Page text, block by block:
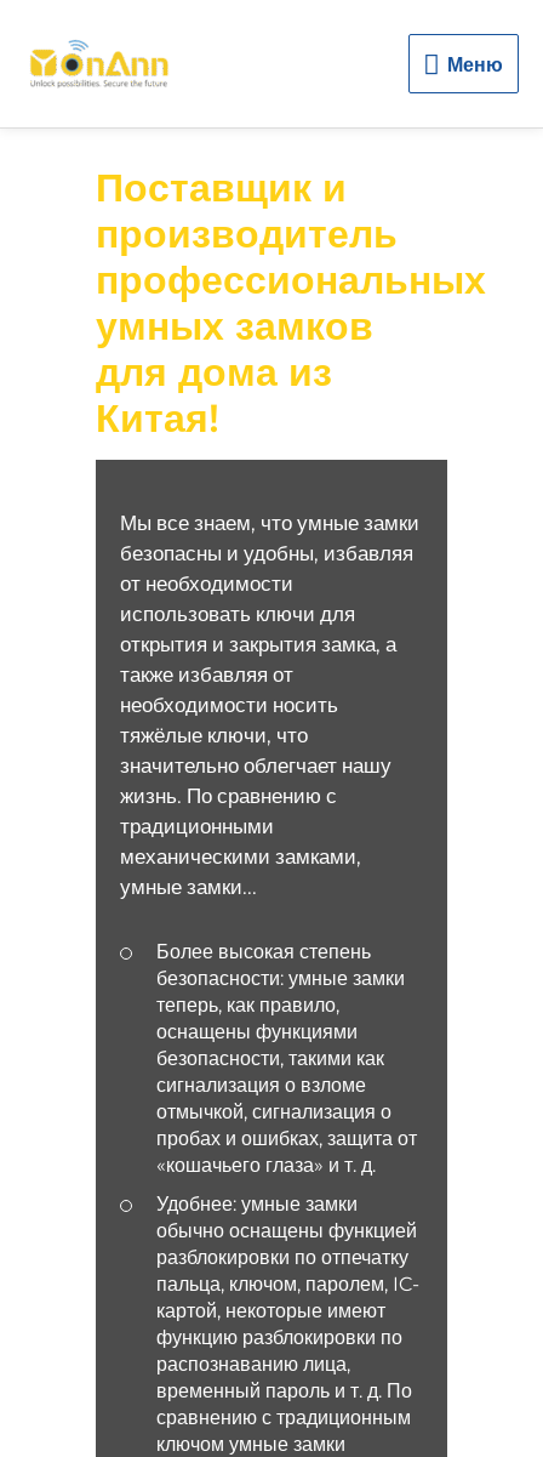
Меню
Меню
Поставщик и
производитель
профессиональных
умных замков
для дома из
Китая!
Мы все знаем, что умные замки
безопасны и удобны, избавляя
от необходимости
использовать ключи для
открытия и закрытия замка, а
также избавляя от
необходимости носить
тяжёлые ключи, что
значительно облегчает нашу
жизнь. По сравнению с
традиционными
механическими замками,
умные замки...
Более высокая степень
безопасности: умные замки
теперь, как правило,
оснащены функциями
безопасности, такими как
сигнализация о взломе
отмычкой, сигнализация о
пробах и ошибках, защита от
«кошачьего глаза» и т. д.
Удобнее: умные замки
обычно оснащены функцией
разблокировки по отпечатку
пальца, ключом, паролем, IC-
картой, некоторые имеют
функцию разблокировки по
распознаванию лица,
временный пароль и т. д. По
сравнению с традиционным
ключом умные замки